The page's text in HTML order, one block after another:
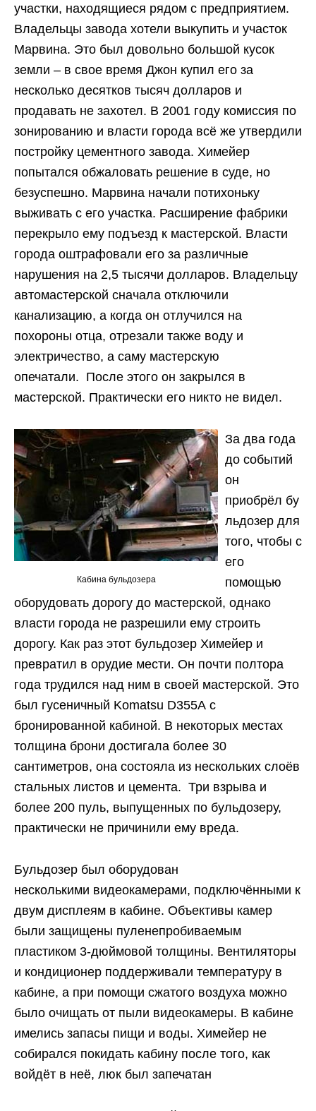
участки, находящиеся рядом с предприятием.
Владельцы завода хотели выкупить и участок
Марвина. Это был довольно большой кусок
земли – в свое время Джон купил его за
несколько десятков тысяч долларов и
продавать не захотел. В 2001 году комиссия по
зонированию и власти города всё же утвердили
постройку цементного завода. Химейер
попытался обжаловать решение в суде, но
безуспешно. Марвина начали потихоньку
выживать с его участка. Расширение фабрики
перекрыло ему подъезд к мастерской. Власти
города оштрафовали его за различные
нарушения на 2,5 тысячи долларов. Владельцу
автомастерской сначала отключили
канализацию, а когда он отлучился на
похороны отца, отрезали также воду и
электричество, а саму мастерскую
опечатали. После этого он закрылся в
мастерской. Практически его никто не видел.
Кабина бульдозера
За два года
до событий
он
приобрёл бу
льдозер для
того, чтобы с
его
помощью
оборудовать дорогу до мастерской, однако
власти города не разрешили ему строить
дорогу. Как раз этот бульдозер Химейер и
превратил в орудие мести. Он почти полтора
года трудился над ним в своей мастерской. Это
был гусеничный Komatsu D355A с
бронированной кабиной. В некоторых местах
толщина брони достигала более 30
сантиметров, она состояла из нескольких слоёв
стальных листов и цемента. Три взрыва и
более 200 пуль, выпущенных по бульдозеру,
практически не причинили ему вреда.
Бульдозер был оборудован
несколькими видеокамерами, подключёнными к
двум дисплеям в кабине. Объективы камер
были защищены пуленепробиваемым
пластиком 3-дюймовой толщины. Вентиляторы
и кондиционер поддерживали температуру в
кабине, а при помощи сжатого воздуха можно
было очищать от пыли видеокамеры. В кабине
имелись запасы пищи и воды. Химейер не
собирался покидать кабину после того, как
войдёт в неё, люк был запечатан